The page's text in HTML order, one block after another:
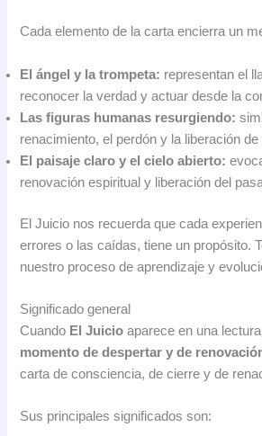
Cada elemento de la carta encierra un
El ángel y la trompeta: representan el
reconocer la verdad y actuar desde la
Las figuras humanas resurgiendo:
renacimiento, el perdón y la liberación
El paisaje claro y el cielo abierto:
renovación espiritual y liberación del
El Juicio nos recuerda que cada
errores o las caídas, tiene un propósito.
nuestro proceso de aprendizaje y
Significado general
Cuando El Juicio aparece en una
momento de despertar y de
carta de consciencia, de cierre y de
Sus principales significados son: